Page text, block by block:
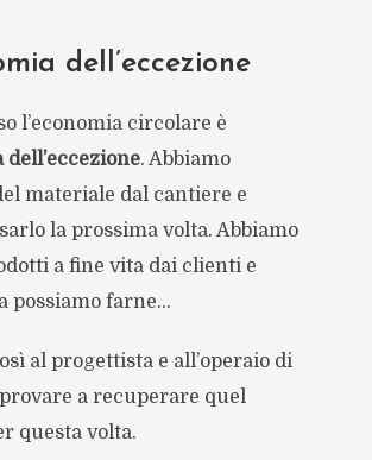
dell’eccezione
l’economia circolare è
dell’eccezione. Abbiamo
materiale dal cantiere e
la prossima volta. Abbiamo
a fine vita dai clienti e
possiamo farne…
al progettista e all’operaio di
a recuperare quel
questa volta.